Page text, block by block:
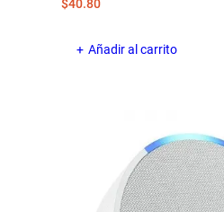
$40.80
Añadir al carrito